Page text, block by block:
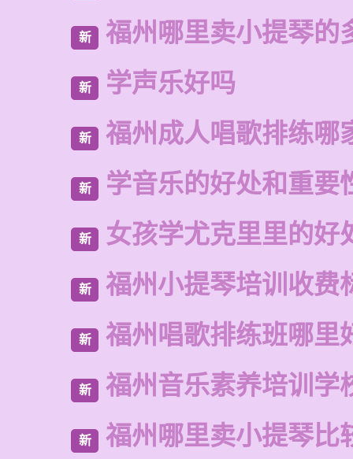
新 福州哪里卖小提琴的
新 学声乐好吗
新 福州成人唱歌排练哪
新 学音乐的好处和重要
新 女孩学尤克里里的好
新 福州小提琴培训收费
新 福州唱歌排练班哪里
新 福州音乐素养培训学
新 福州哪里卖小提琴比